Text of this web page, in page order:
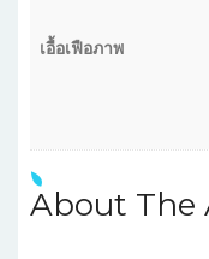
เอื้อเฟือภาพ
About The